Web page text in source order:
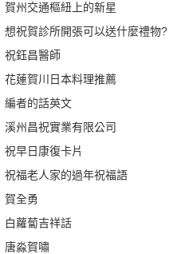
賀州交通樞紐上的新星
想祝賀診所開張可以送什麼禮物?
祝鈺昌醫師
花蓮賀川日本料理推薦
編者的話英文
溪州昌祝實業有限公司
祝早日康復卡片
祝福老人家的過年祝福語
賀全勇
白蘿蔔吉祥話
唐淼賀嘯